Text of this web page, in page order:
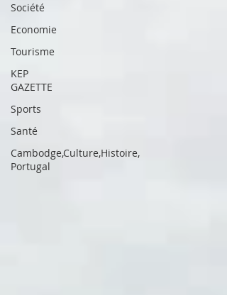
Société
Economie
Tourisme
KEP
GAZETTE
Sports
Santé
Cambodge,Culture,Histoire,
Portugal